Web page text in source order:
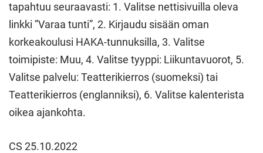
tapahtuu seuraavasti: 1. Valitse nettisivuilla oleva
linkki ”Varaa tunti”, 2. Kirjaudu sisään oman
korkeakoulusi HAKA-tunnuksilla, 3. Valitse
toimipiste: Muu, 4. Valitse tyyppi: Liikuntavuorot, 5.
Valitse palvelu: Teatterikierros (suomeksi) tai
Teatterikierros (englanniksi), 6. Valitse kalenterista
oikea ajankohta.
CS 25.10.2022